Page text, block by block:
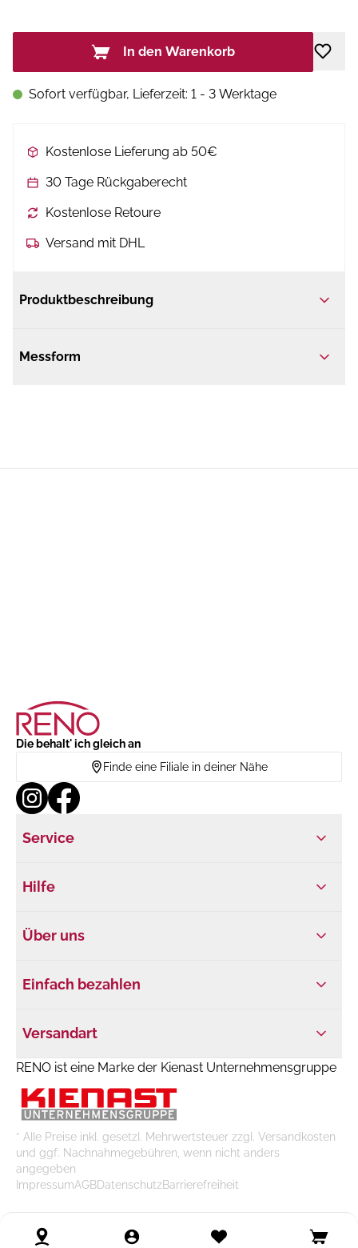
In den Warenkorb
Sofort verfügbar, Lieferzeit: 1 - 3 Werktage
Kostenlose Lieferung ab 50€
30 Tage Rückgaberecht
Kostenlose Retoure
Versand mit DHL
Produktbeschreibung
Messform
Die behalt' ich gleich an
Finde eine Filiale in deiner Nähe
Service
Hilfe
Über uns
Einfach bezahlen
Versandart
RENO ist eine Marke der Kienast Unternehmensgruppe
* Alle Preise inkl. gesetzl. Mehrwertsteuer zzgl. Versandkosten
und ggf. Nachnahmegebühren, wenn nicht anders
angegeben
ImpressumAGBDatenschutzBarrierefreiheit